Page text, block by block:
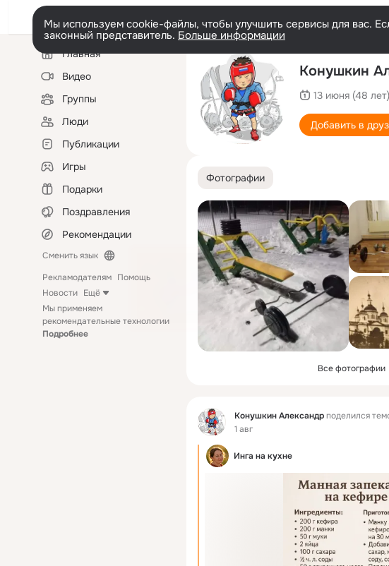
Мы используем cookie-файлы, чтобы улучшить сервисы для вас.
законный представитель. Больше информации
Левая
колонкаГлавная
Видео
Группы
Люди
Публикации
Игры
Подарки
Поздравления
Рекомендации
Сменить язык
Рекламодателям Помощь
Новости Ещё
Мы применяем
рекомендательные технологии
Подробнее
Конушкин
13 июня (48 лет)
Добавить в
Фотографии
Все фотографии
Фид Конушкин Александрподелился
1 авг
Инга на кухне